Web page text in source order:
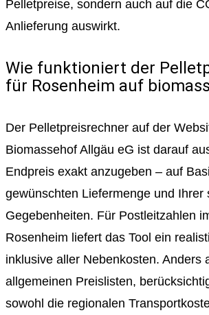
Pelletpreise, sondern auch auf die
Anlieferung auswirkt.
Wie funktioniert der
für Rosenheim auf
Der Pelletpreisrechner auf der
Biomassehof Allgäu eG ist darauf
Endpreis exakt anzugeben – auf
gewünschten Liefermenge und Ihrer
Gegebenheiten. Für Postleitzahlen
Rosenheim liefert das Tool ein
inklusive aller Nebenkosten. Anders
allgemeinen Preislisten,
sowohl die regionalen